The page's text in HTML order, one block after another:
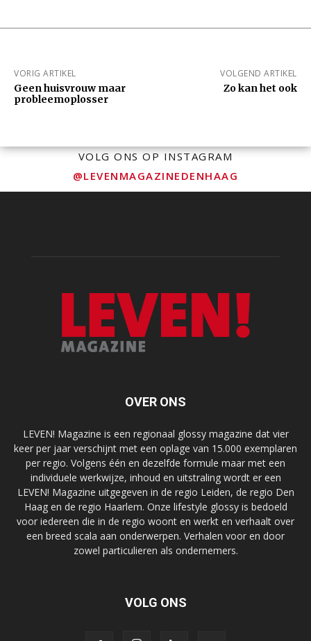
VORIG ARTIKEL
Geen huisvrouw maar
probleemoplosser
VOLGEND ARTIKEL
Zo kan het ook
VOLG ONS OP INSTAGRAM
@LEVENMAGAZINEDENHAAG
OVER ONS
LEVEN! Magazine is een regionaal glossy magazine dat vier
keer per jaar verschijnt met een oplage van 15.000 exemplaren
per regio. Volgens één en dezelfde formule maar met een
individuele werkwijze, inhoud en uitstraling wordt er een
LEVEN! Magazine uitgegeven in de regio Leiden, de regio Den
Haag en de regio Haarlem. Onze lifestyle glossy is bedoeld
voor iedereen die in de regio woont en werkt en verhaalt over
een breed scala aan onderwerpen. Verhalen voor en door
zowel particulieren als ondernemers.
VOLG ONS